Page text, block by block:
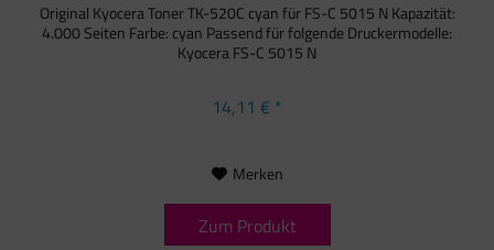
Original Kyocera Toner TK-520C cyan für FS-C 5015 N Kapazität:
4.000 Seiten Farbe: cyan Passend für folgende Druckermodelle:
Kyocera FS-C 5015 N
14,11 € *
Merken
Zum Produkt